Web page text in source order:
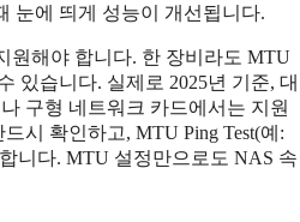
눈에 띄게 성능이 개선됩니다.
원해야 합니다. 한 장비라도 MTU
있습니다. 실제로 2025년 기준, 대
구형 네트워크 카드에서는 지원
시 확인하고, MTU Ping Test(예:
니다. MTU 설정만으로도 NAS 속